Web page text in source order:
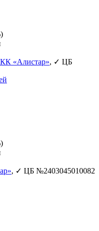
«Алистар», ✓ ЦБ
, ✓ ЦБ №2403045010082